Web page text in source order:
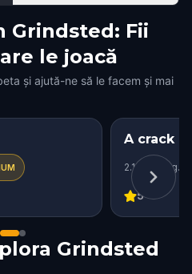
Grindsted: Fii
le joacă
și ajută-ne să le facem și mai
A crack
2.1 km | Avg.
5
Grindsted